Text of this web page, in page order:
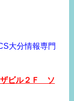
大分情報専門
ザビル２Ｆ ソ